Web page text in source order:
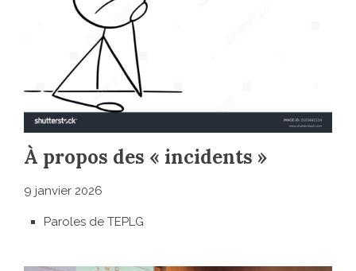
À propos des « incidents »
9 janvier 2026
Paroles de TEPLG